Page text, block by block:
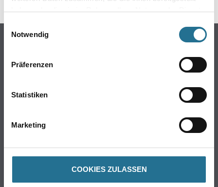
haben oder die sie im Rahmen Ihrer Nutzung der Dienste
Einwilligungsauswahl
Notwendig
Präferenzen
Statistiken
Marketing
COOKIES ZULASSEN
Online-Shop
Putze- und Spachtelmassen
Wand- & Deckenbeläge
Winkler & Gräbner